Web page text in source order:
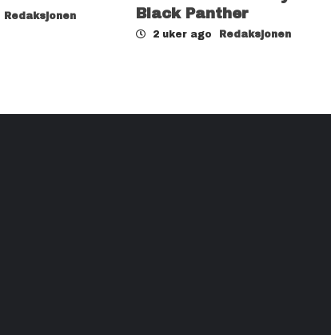
Redaksjonen
Black Panther
2 uker ago Redaksjonen